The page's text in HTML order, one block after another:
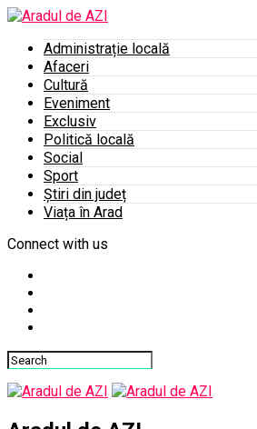
Administrație locală
Afaceri
Cultură
Eveniment
Exclusiv
Politică locală
Social
Sport
Știri din județ
Viața în Arad
Connect with us